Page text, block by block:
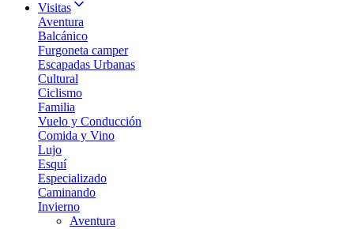
Visitas
Aventura
Balcánico
Furgoneta camper
Escapadas Urbanas
Cultural
Ciclismo
Familia
Vuelo y Conducción
Comida y Vino
Lujo
Esquí
Especializado
Caminando
Invierno
Aventura